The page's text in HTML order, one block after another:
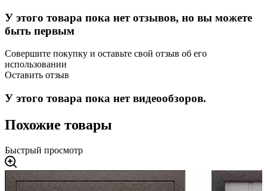
У этого товара пока нет отзывов, но вы можете
быть первым
Совершите покупку и оставьте свой отзыв об его
использовании
Оставить отзыв
У этого товара пока нет видеообзоров.
Похожие товары
Быстрый просмотр